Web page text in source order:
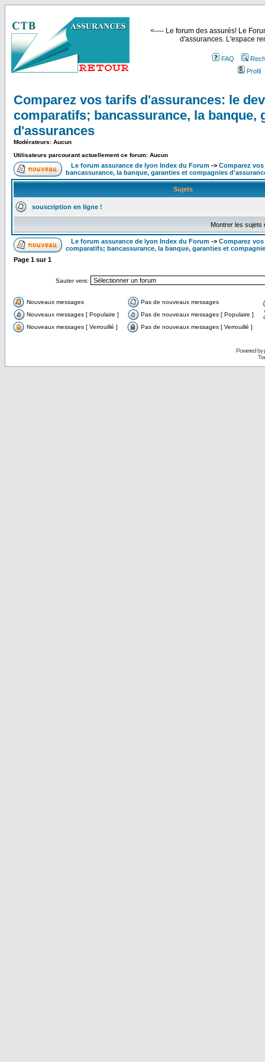
<---- Le forum des assurés! Le
d'assurances. L'espace
FAQ
Profil
Comparez vos tarifs d'assurances: le
comparatifs; bancassurance, la banque,
d'assurances
Modérateurs: Aucun
Utilisateurs parcourant actuellement ce forum: Aucun
Le forum assurance de lyon Index du Forum -> Comparez
bancassurance, la banque, garanties et compagnies
Sujets
souscription en ligne !
Montrer les sujets
Le forum assurance de lyon Index du Forum -> Comparez
comparatifs; bancassurance, la banque, garanties et
Page 1 sur1
Sauter vers:
Nouveaux messages
Pas de nouveaux messages
Nouveaux messages [ Populaire ]
Pas de nouveaux messages [ Populaire ]
Nouveaux messages [ Verrouillé ]
Pas de nouveaux messages [ Verrouillé ]
Powered by